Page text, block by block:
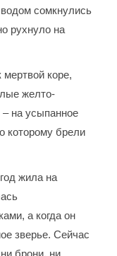
сомкнулись
рухнуло на
коре,
желто-
на усыпанное
которому брели
жила на
а когда он
зверье. Сейчас